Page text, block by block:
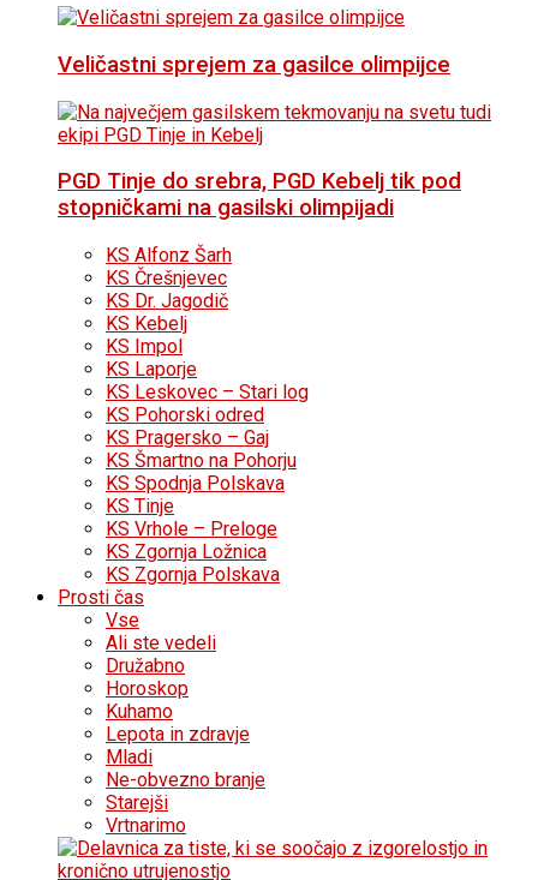
Veličastni sprejem za gasilce olimpijce
PGD Tinje do srebra, PGD Kebelj tik pod
stopničkami na gasilski olimpijadi
KS Alfonz Šarh
KS Črešnjevec
KS Dr. Jagodič
KS Kebelj
KS Impol
KS Laporje
KS Leskovec – Stari log
KS Pohorski odred
KS Pragersko – Gaj
KS Šmartno na Pohorju
KS Spodnja Polskava
KS Tinje
KS Vrhole – Preloge
KS Zgornja Ložnica
KS Zgornja Polskava
Prosti čas
Vse
Ali ste vedeli
Družabno
Horoskop
Kuhamo
Lepota in zdravje
Mladi
Ne-obvezno branje
Starejši
Vrtnarimo